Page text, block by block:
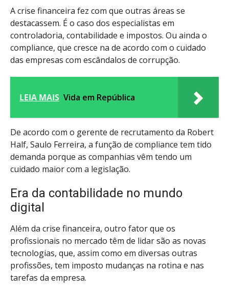
A crise financeira fez com que outras áreas se
destacassem. É o caso dos especialistas em
controladoria, contabilidade e impostos. Ou ainda o
compliance, que cresce na de acordo com o cuidado
das empresas com escândalos de corrupção.
LEIA MAIS Vida em República
De acordo com o gerente de recrutamento da Robert
Half, Saulo Ferreira, a função de compliance tem tido
demanda porque as companhias vêm tendo um
cuidado maior com a legislação.
Era da contabilidade no mundo
digital
Além da crise financeira, outro fator que os
profissionais no mercado têm de lidar são as novas
tecnologias, que, assim como em diversas outras
profissões, tem imposto mudanças na rotina e nas
tarefas da empresa.